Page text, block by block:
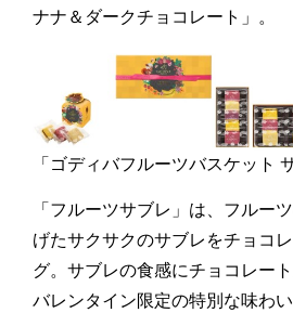
ナナ＆ダークチョコレート」。
「ゴディバフルーツバスケット
「フルーツサブレ」は、フルー
げたサクサクのサブレをチョコ
グ。サブレの食感にチョコレー
バレンタイン限定の特別な味わ